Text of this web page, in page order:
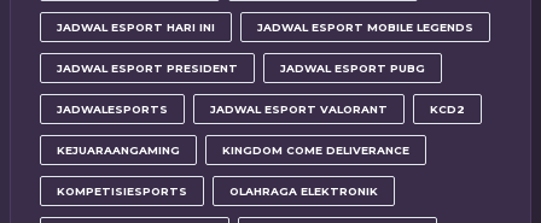
JADWAL ESPORT HARI INI JADWAL ESPORT MOBILE LEGENDS
JADWAL ESPORT PRESIDENT JADWAL ESPORT PUBG
JADWALESPORTS JADWAL ESPORT VALORANT KCD2
KEJUARAANGAMING KINGDOM COME DELIVERANCE
KOMPETISIESPORTS OLAHRAGA ELEKTRONIK